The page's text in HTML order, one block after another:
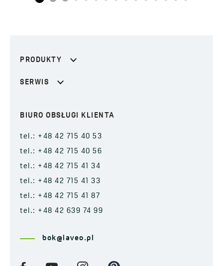
PRODUKTY
SERWIS
BIURO OBSŁUGI KLIENTA
tel.: +48 42 715 40 53
tel.: +48 42 715 40 56
tel.: +48 42 715 41 34
tel.: +48 42 715 41 33
tel.: +48 42 715 41 87
tel.: +48 42 639 74 99
bok@laveo.pl